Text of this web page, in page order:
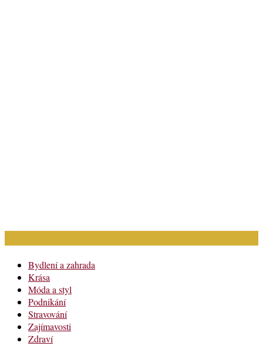
Bydlení a zahrada
Krása
Móda a styl
Podnikání
Stravování
Zajímavosti
Zdraví